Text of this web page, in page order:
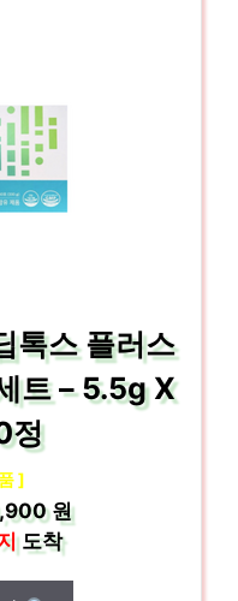
톡스 플러스
트 – 5.5g X
정
]
원
도착